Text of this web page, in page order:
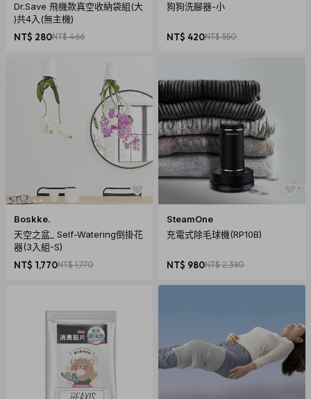
Dr.Save 飛機款真空收納袋組(大
)共4入(無主機)
NT$ 280NT$ 466
狗狗洗腳器-小
NT$ 420NT$ 550
Boskke.
天空之盆_ Self-Watering倒掛花
器(3入組-S)
NT$ 1,770NT$ 1,770
SteamOne
充電式除毛球機(RP10B)
NT$ 980NT$ 2,380